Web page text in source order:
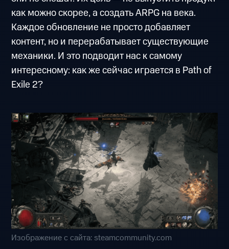
как можно скорее, а создать ARPG на века.
Каждое обновление не просто добавляет
контент, но и перерабатывает существующие
механики. И это подводит нас к самому
интересному: как же сейчас играется в Path of
Exile 2?
Изображение с сайта: steamcommunity.com